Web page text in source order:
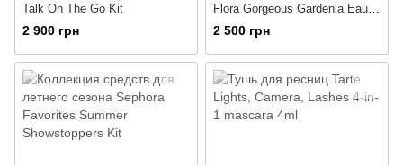
Talk On The Go Kit
2 900 грн
Flora Gorgeous Gardenia Eau
de Parfum Rollerball & Set
Mascara
2 500 грн